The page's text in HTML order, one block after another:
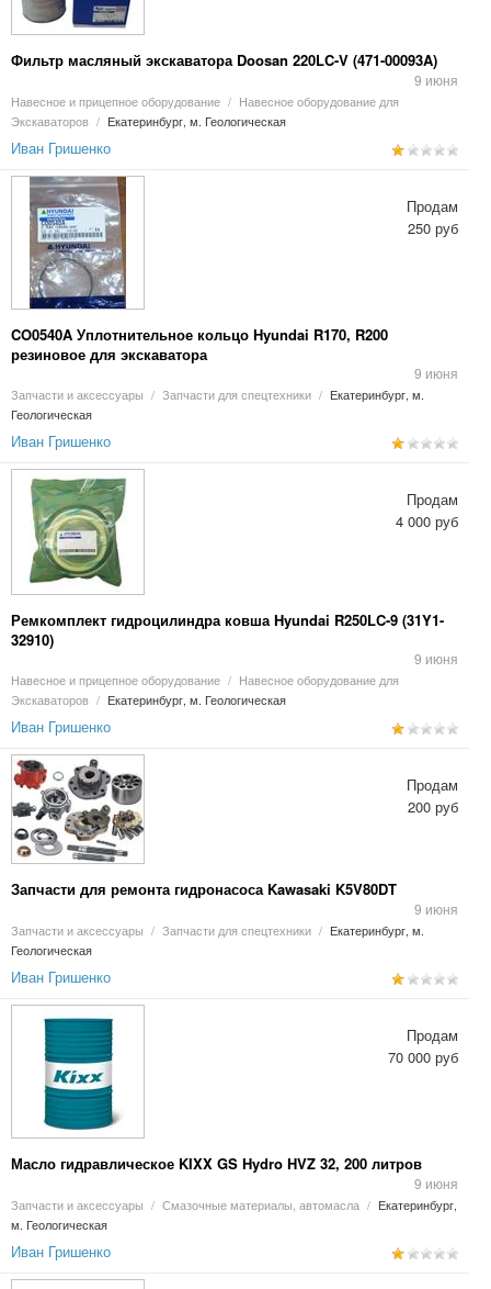
Фильтр масляный экскаватора Doosan 220LC-V (471-00093A)
9 июня
Навесное и прицепное оборудование / Навесное оборудование для
Экскаваторов / Екатеринбург, м. Геологическая
Иван Гришенко
CO0540A Уплотнительное кольцо Hyundai R170, R200
резиновое для экскаватора
9 июня
Запчасти и аксессуары / Запчасти для спецтехники / Екатеринбург, м.
Геологическая
Продам
250 руб
Иван Гришенко
Ремкомплект гидроцилиндра ковша Hyundai R250LC-9 (31Y1-
32910)
9 июня
Навесное и прицепное оборудование / Навесное оборудование для
Экскаваторов / Екатеринбург, м. Геологическая
Продам
4 000 руб
Иван Гришенко
Запчасти для ремонта гидронасоса Kawasaki K5V80DT
9 июня
Запчасти и аксессуары / Запчасти для спецтехники / Екатеринбург, м.
Геологическая
Продам
200 руб
Иван Гришенко
Масло гидравлическое KIXX GS Hydro HVZ 32, 200 литров
9 июня
Запчасти и аксессуары / Смазочные материалы, автомасла / Екатеринбург,
м. Геологическая
Продам
70 000 руб
Иван Гришенко